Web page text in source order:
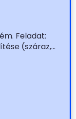
Feladat:
(száraz,...